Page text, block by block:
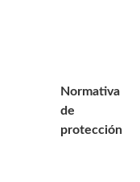
Normativa
de
protección